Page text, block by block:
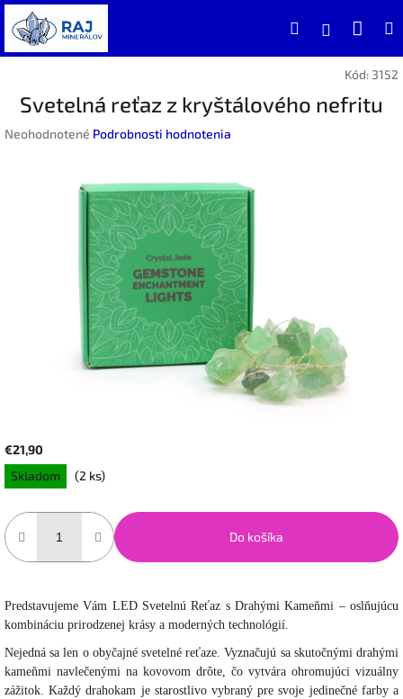
Prejsť
na
obsah
Hľadať
Kód: 3152
Svetelná reťaz z kryštálového nefritu
Priemerné
Neohodnotené Podrobnosti hodnotenia
€21,90
Jednotková
cena:
Skladom (2 ks)
Do košíka
Predstavujeme Vám LED Svetelnú Reťaz s Drahými Kameňmi – oslňujúcu
kombináciu prirodzenej krásy a moderných technológií.
Nejedná sa len o obyčajné svetelné reťaze. Vyznačujú sa skutočnými drahými
kameňmi navlečenými na kovovom drôte, čo vytvára ohromujúci vizuálny
zážitok. Každý drahokam je starostlivo vybraný pre svoje jedinečné farby a